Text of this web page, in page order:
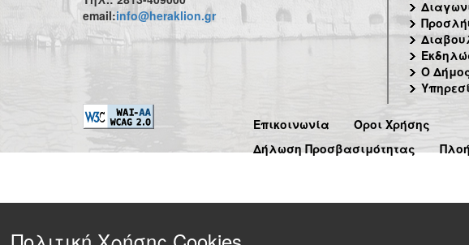
email:info@heraklion.gr
Ο
Επικοινωνία
Όροι Χρήσης
Δήλωση Προσβασιμότητας